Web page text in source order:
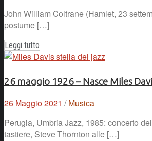
John William Coltrane (Hamlet, 23
postume […]
Leggi tutto
26 maggio 1926 – Nasce Miles
26 Maggio 2021 / Musica
Perugia, Umbria Jazz, 1985: concerto
tastiere, Steve Thornton alle […]